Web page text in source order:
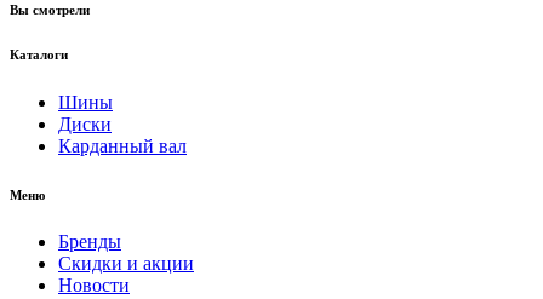
Вы смотрели
Каталоги
Шины
Диски
Карданный вал
Меню
Бренды
Скидки и акции
Новости